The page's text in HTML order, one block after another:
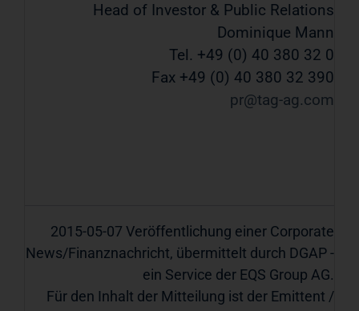
Head of Investor & Public Relations
Dominique Mann
Tel. +49 (0) 40 380 32 0
Fax +49 (0) 40 380 32 390
pr@tag-ag.com
2015-05-07 Veröffentlichung einer Corporate
News/Finanznachricht, übermittelt durch DGAP -
ein Service der EQS Group AG.
Für den Inhalt der Mitteilung ist der Emittent /